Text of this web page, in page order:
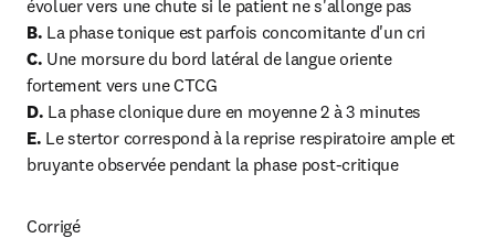
B.
C. Une morsure du bord latéral de langue oriente
D.
E. Le stertor correspond à la reprise respiratoire ample et
bruyante observée pendant la phase post-critique
Corrigé